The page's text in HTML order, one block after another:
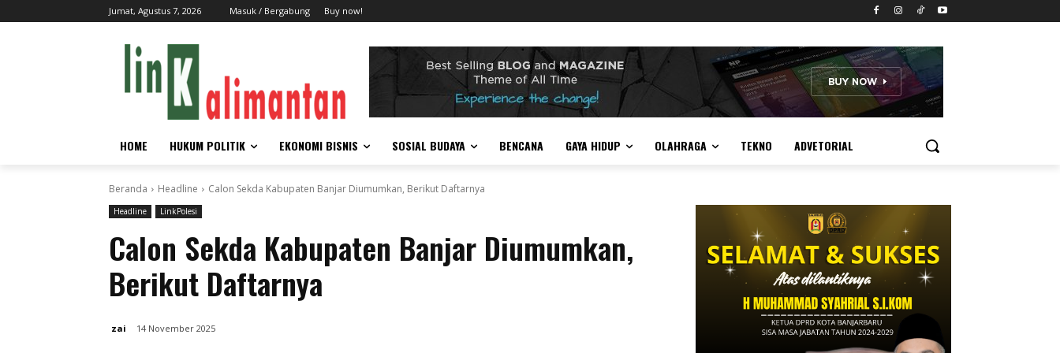
Jumat, Agustus 7, 2026 Masuk / Bergabung Buy now!
HOME HUKUM POLITIK EKONOMI BISNIS SOSIAL BUDAYA BENCANA GAYA HIDUP OLAHRAGA TEKNO ADVETORIAL
Beranda Headline Calon Sekda Kabupaten Banjar Diumumkan, Berikut Daftarnya
Headline LinkPolesi
Calon Sekda Kabupaten Banjar Diumumkan,
Berikut Daftarnya
zai 14 November 2025